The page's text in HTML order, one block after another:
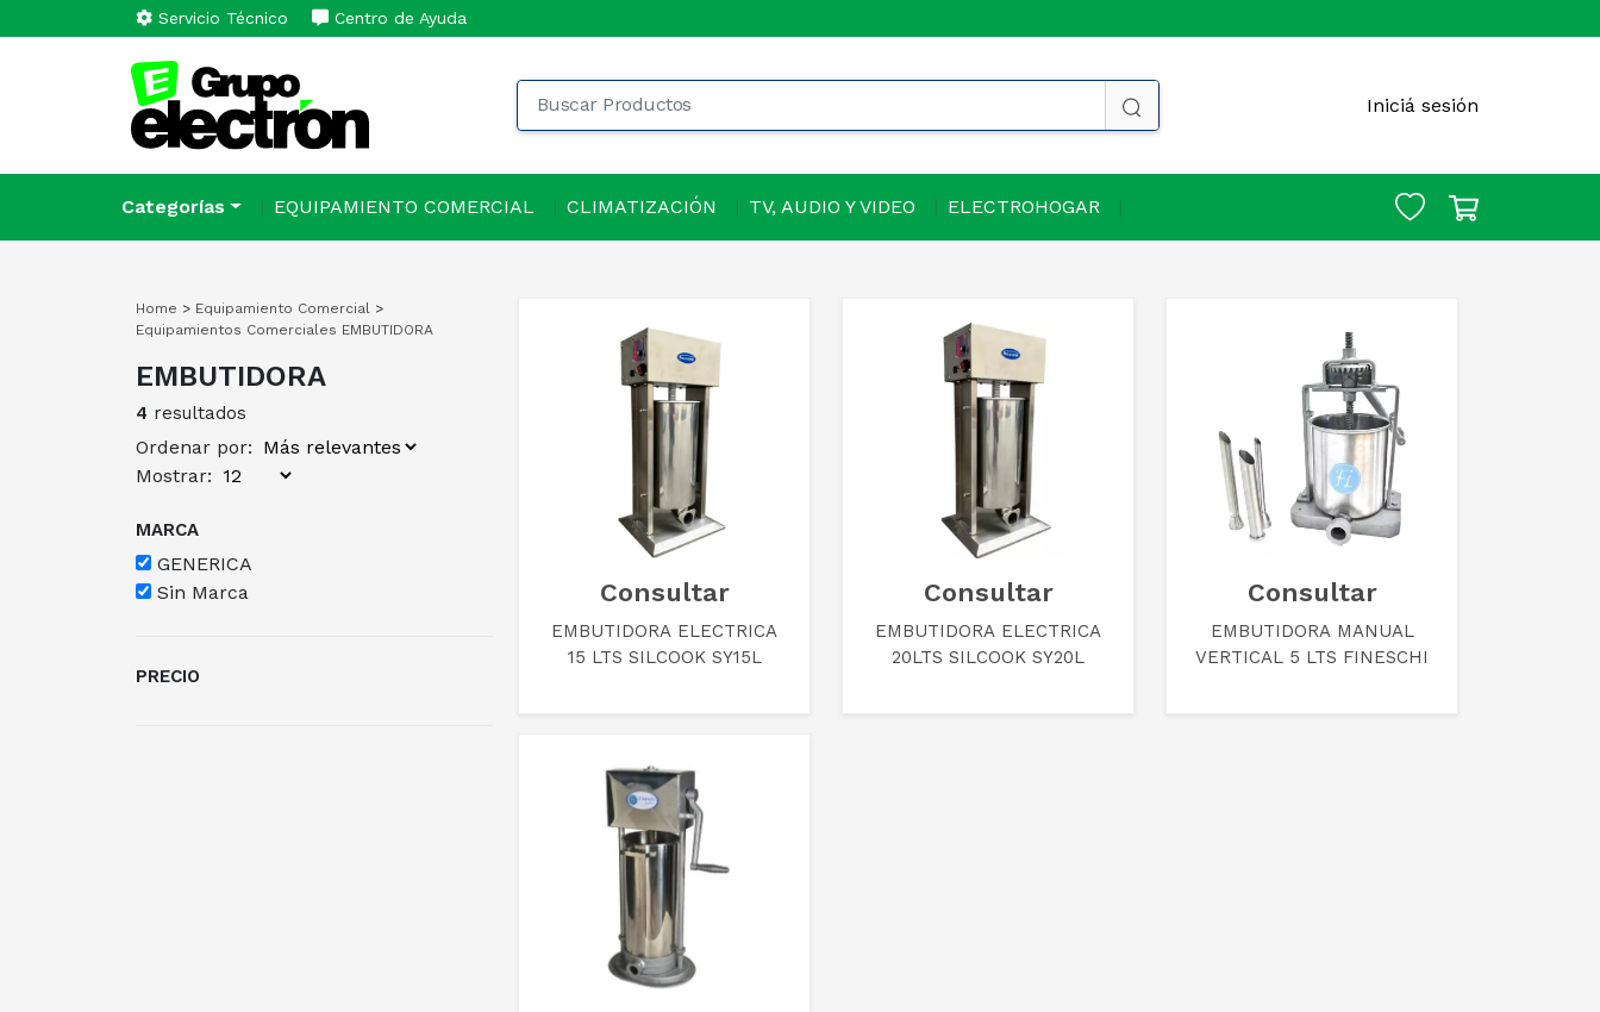
Servicio Técnico Centro de Ayuda
Iniciá sesión
Categorías EQUIPAMIENTO COMERCIAL CLIMATIZACIÓN TV, AUDIO Y VIDEO ELECTROHOGAR
Home > Equipamiento Comercial >
Equipamientos Comerciales EMBUTIDORA
EMBUTIDORA
4 resultados
Ordenar por:
Mostrar:
MARCA
GENERICA
Sin Marca
PRECIO
Consultar
EMBUTIDORA ELECTRICA
15 LTS SILCOOK SY15L
Consultar
EMBUTIDORA ELECTRICA
20LTS SILCOOK SY20L
Consultar
EMBUTIDORA MANUAL
VERTICAL 5 LTS FINESCHI